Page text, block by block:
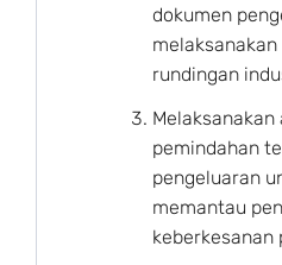
dokumen
rundingan
pemindahan
pengeluaran
memantau
keberkesanan